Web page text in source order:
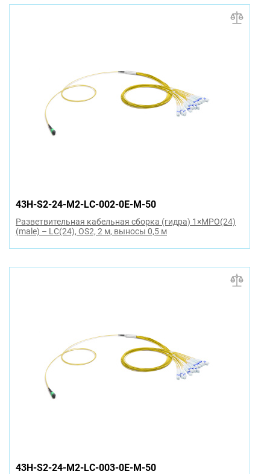
43H-S2-24-M2-LC-002-0E-M-50
Разветвительная кабельная сборка (гидра) 1×MPO(24)
(male) – LC(24), OS2, 2 м, выносы 0,5 м
43H-S2-24-M2-LC-003-0E-M-50